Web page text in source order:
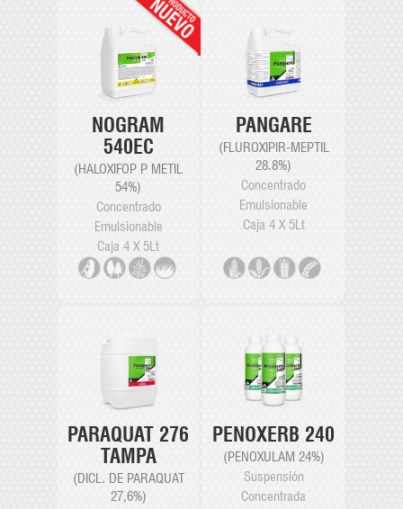
NOGRAM
540EC
(HALOXIFOP P METIL
54%)
Concentrado
Emulsionable
Caja 4 X 5Lt
PANGARE
(FLUROXIPIR-MEPTIL
28.8%)
Concentrado
Emulsionable
Caja 4 X 5Lt
PARAQUAT 276
TAMPA
(DICL. DE PARAQUAT
27,6%)
PENOXERB 240
(PENOXULAM 24%)
Suspensión
Concentrada